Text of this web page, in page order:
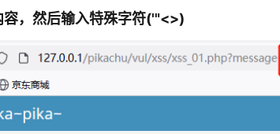
容，然后输入特殊字符('"<>)